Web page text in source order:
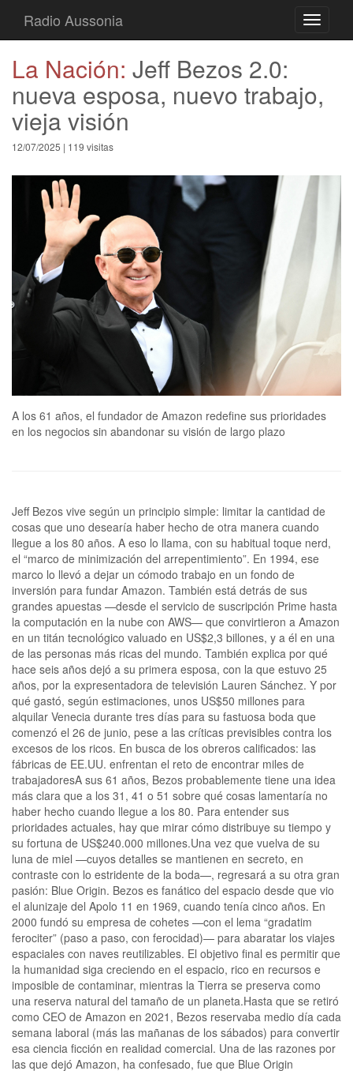
Toggle
Radio Aussonia
La Nación: Jeff Bezos 2.0:
nueva esposa, nuevo trabajo,
vieja visión
12/07/2025 | 119 visitas
A los 61 años, el fundador de Amazon redefine sus prioridades
en los negocios sin abandonar su visión de largo plazo
Jeff Bezos vive según un principio simple: limitar la cantidad de
cosas que uno desearía haber hecho de otra manera cuando
llegue a los 80 años. A eso lo llama, con su habitual toque nerd,
el “marco de minimización del arrepentimiento”. En 1994, ese
marco lo llevó a dejar un cómodo trabajo en un fondo de
inversión para fundar Amazon. También está detrás de sus
grandes apuestas —desde el servicio de suscripción Prime hasta
la computación en la nube con AWS— que convirtieron a Amazon
en un titán tecnológico valuado en US$2,3 billones, y a él en una
de las personas más ricas del mundo. También explica por qué
hace seis años dejó a su primera esposa, con la que estuvo 25
años, por la expresentadora de televisión Lauren Sánchez. Y por
qué gastó, según estimaciones, unos US$50 millones para
alquilar Venecia durante tres días para su fastuosa boda que
comenzó el 26 de junio, pese a las críticas previsibles contra los
excesos de los ricos. En busca de los obreros calificados: las
fábricas de EE.UU. enfrentan el reto de encontrar miles de
trabajadoresA sus 61 años, Bezos probablemente tiene una idea
más clara que a los 31, 41 o 51 sobre qué cosas lamentaría no
haber hecho cuando llegue a los 80. Para entender sus
prioridades actuales, hay que mirar cómo distribuye su tiempo y
su fortuna de US$240.000 millones.Una vez que vuelva de su
luna de miel —cuyos detalles se mantienen en secreto, en
contraste con lo estridente de la boda—, regresará a su otra gran
pasión: Blue Origin. Bezos es fanático del espacio desde que vio
el alunizaje del Apolo 11 en 1969, cuando tenía cinco años. En
2000 fundó su empresa de cohetes —con el lema “gradatim
ferociter” (paso a paso, con ferocidad)— para abaratar los viajes
espaciales con naves reutilizables. El objetivo final es permitir que
la humanidad siga creciendo en el espacio, rico en recursos e
imposible de contaminar, mientras la Tierra se preserva como
una reserva natural del tamaño de un planeta.Hasta que se retiró
como CEO de Amazon en 2021, Bezos reservaba medio día cada
semana laboral (más las mañanas de los sábados) para convertir
esa ciencia ficción en realidad comercial. Una de las razones por
las que dejó Amazon, ha confesado, fue que Blue Origin